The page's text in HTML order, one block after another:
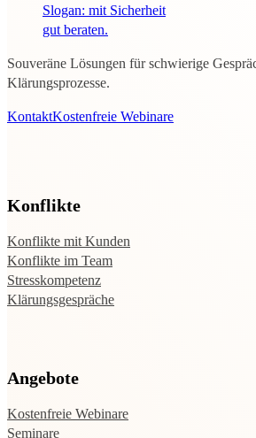
Souveräne Lösungen für schwierige
Klärungsprozesse.
KontaktKostenfreie Webinare
Konflikte
Konflikte mit Kunden
Konflikte im Team
Stresskompetenz
Klärungsgespräche
Angebote
Kostenfreie Webinare
Seminare